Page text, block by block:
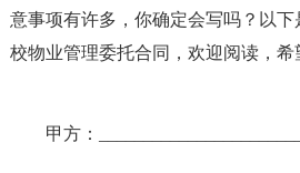
意事项有许多，你确定会写吗？以
校物业管理委托合同，欢迎阅读，希
甲方：